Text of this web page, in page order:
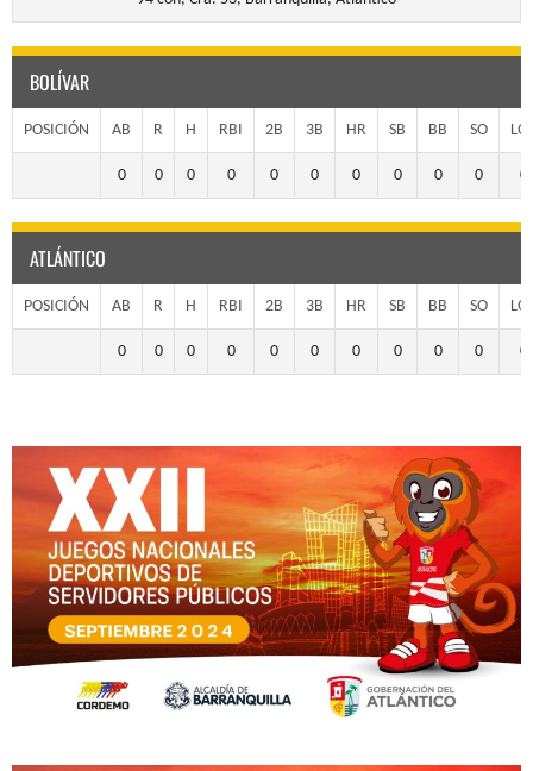
BOLÍVAR
POSICIÓN AB R H RBI 2B 3B HR SB BB SO
0 0 0 0 0 0 0 0 0 0 0
ATLÁNTICO
POSICIÓN AB R H RBI 2B 3B HR SB BB SO
0 0 0 0 0 0 0 0 0 0 0